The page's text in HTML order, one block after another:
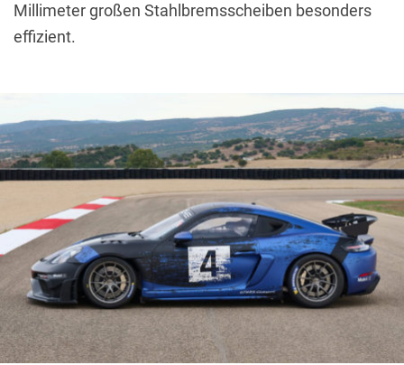
Millimeter großen Stahlbremsscheiben besonders
effizient.